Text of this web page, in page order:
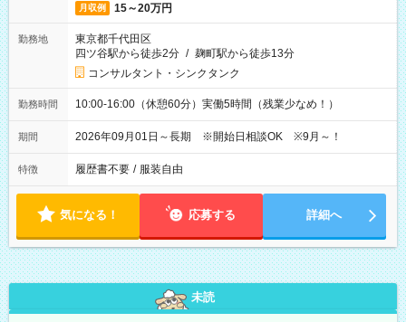
月収例 15～20万円
勤務地
東京都千代田区
四ツ谷駅から徒歩2分 / 麹町駅から徒歩13分
コンサルタント・シンクタンク
勤務時間 10:00-16:00（休憩60分）実働5時間（残業少なめ！）
期間 2026年09月01日～長期 ※開始日相談OK ※9月～！
特徴 履歴書不要 / 服装自由
気になる！ 応募する 詳細へ
未読